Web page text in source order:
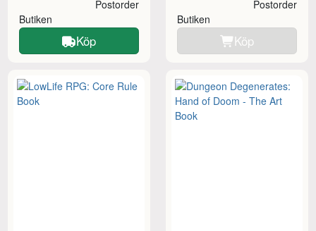
Butiken
Postorder
Köp
Butiken
Postorder
Köp